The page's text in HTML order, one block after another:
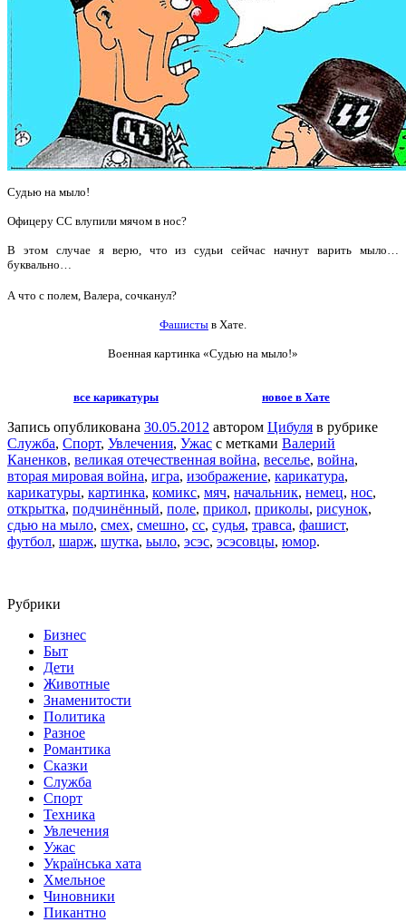
Судью на мыло!
Офицеру СС влупили мячом в нос?
В этом случае я верю, что из судьи сейчас начнут варить мыло…
буквально…
А что с полем, Валера, сочканул?
Фашисты в Хате.
Военная картинка «Судью на мыло!»
все карикатуры новое в Хате
Запись опубликована 30.05.2012 автором Цибуля в рубрике
Служба, Спорт, Увлечения, Ужас с метками Валерий
Каненков, великая отечественная война, веселье, война,
вторая мировая война, игра, изображение, карикатура,
карикатуры, картинка, комикс, мяч, начальник, немец, нос,
открытка, подчинённый, поле, прикол, приколы, рисунок,
сдью на мыло, смех, смешно, сс, судья, травса, фашист,
футбол, шарж, шутка, ьыло, эсэс, эсэсовцы, юмор.
Рубрики
Бизнес
Быт
Дети
Животные
Знаменитости
Политика
Разное
Романтика
Сказки
Служба
Спорт
Техника
Увлечения
Ужас
Українська хата
Хмельное
Чиновники
Пикантно